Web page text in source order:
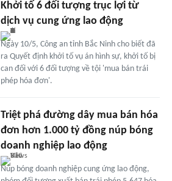
Khởi tố 6 đối tượng trục lợi từ
dịch vụ cung ứng lao động
Ngày 10/5, Công an tỉnh Bắc Ninh cho biết đã
ra Quyết định khởi tố vụ án hình sự, khởi tố bị
can đối với 6 đối tượng về tội 'mua bán trái
phép hóa đơn'.
Triệt phá đường dây mua bán hóa
đơn hơn 1.000 tỷ đồng núp bóng
doanh nghiệp lao động
Núp bóng doanh nghiệp cung ứng lao động,